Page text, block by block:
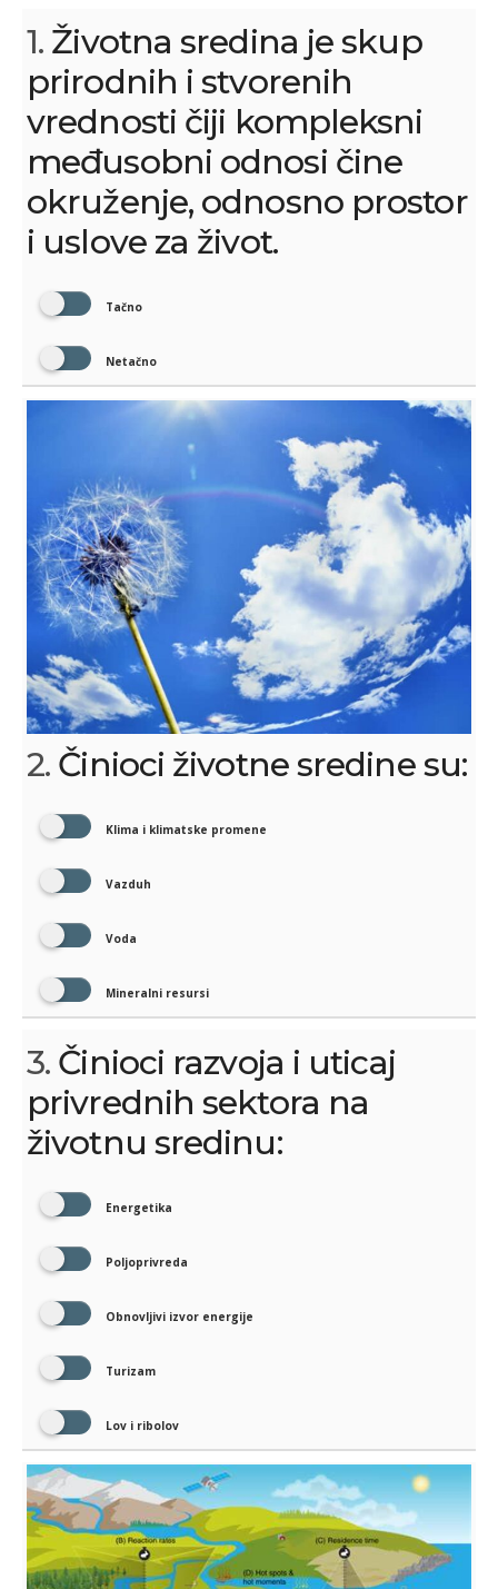
1. Životna sredina je skup
prirodnih i stvorenih
vrednosti čiji kompleksni
međusobni odnosi čine
okruženje, odnosno prostor
i uslove za život.
Tačno
Netačno
2. Činioci životne sredine su:
Klima i klimatske promene
Vazduh
Voda
Mineralni resursi
3. Činioci razvoja i uticaj
privrednih sektora na
životnu sredinu:
Energetika
Poljoprivreda
Obnovljivi izvor energije
Turizam
Lov i ribolov